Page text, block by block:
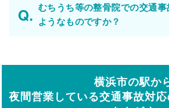
むちうち等の整骨院での交通
ようなものですか？
横浜市の駅か
夜間営業している交通事故対